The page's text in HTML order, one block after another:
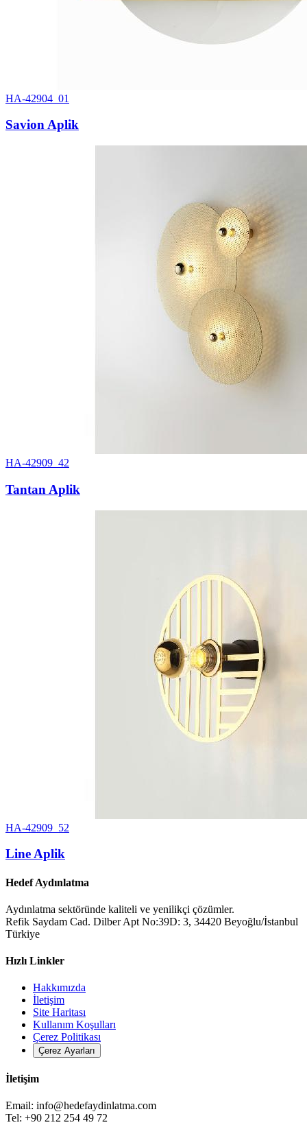
HA-42904_01
Savion Aplik
HA-42909_42
Tantan Aplik
HA-42909_52
Line Aplik
Hedef Aydınlatma
Aydınlatma sektöründe kaliteli ve yenilikçi çözümler.
Refik Saydam Cad. Dilber Apt No:39D: 3, 34420 Beyoğlu/İstanbul
Türkiye
Hızlı Linkler
Hakkımızda
İletişim
Site Haritası
Kullanım Koşulları
Çerez Politikası
Çerez Ayarları
İletişim
Email: info@hedefaydinlatma.com
Tel: +90 212 254 49 72